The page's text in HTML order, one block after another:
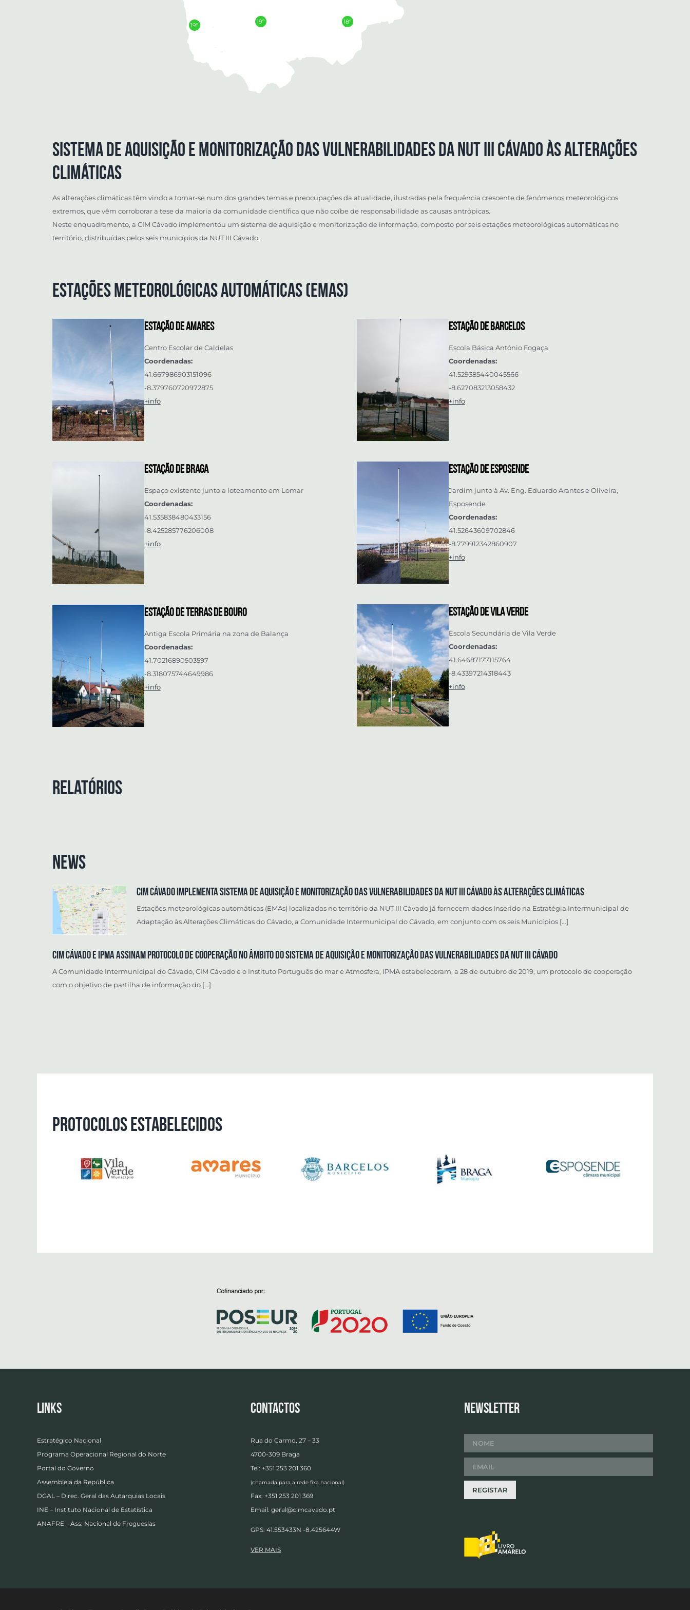
19º 18º
19º
Sistema de aquisição e monitorização das vulnerabilidades da NUT III Cávado às alterações
climáticas
As alterações climáticas têm vindo a tornar-se num dos grandes temas e preocupações da atualidade, ilustradas pela frequência crescente de fenómenos meteorológicos
extremos, que vêm corroborar a tese da maioria da comunidade científica que não coíbe de responsabilidade as causas antrópicas.
Neste enquadramento, a CIM Cávado implementou um sistema de aquisição e monitorização de informação, composto por seis estações meteorológicas automáticas no
território, distribuídas pelos seis municípios da NUT III Cávado.
Estações Meteorológicas automáticas (EMAs)
Estação de Amares
Centro Escolar de Caldelas
Coordenadas:
41.667986903151096
-8.379760720972875
+info
Estação de Braga
Espaço existente junto a loteamento em Lomar
Coordenadas:
41.535838480433156
-8.425285776206008
+info
Estação de Terras de Bouro
Antiga Escola Primária na zona de Balança
Coordenadas:
41.70216890503597
-8.318075744649986
+info
Estação de Barcelos
Escola Básica António Fogaça
Coordenadas:
41.529385440045566
-8.627083213058432
+info
Estação de Esposende
Jardim junto à Av. Eng. Eduardo Arantes e Oliveira,
Esposende
Coordenadas:
41.52643609702846
-8.779912342860907
+info
Estação de Vila Verde
Escola Secundária de Vila Verde
Coordenadas:
41.64687177115764
-8.43397214318443
+info
Relatórios
News
CIM CÁVADO IMPLEMENTA SISTEMA DE AQUISIÇÃO E MONITORIZAÇÃO DAS VULNERABILIDADES DA NUT III CÁVADO ÀS ALTERAÇÕES CLIMÁTICAS
Estações meteorológicas automáticas (EMAs) localizadas no território da NUT III Cávado já fornecem dados Inserido na Estratégia Intermunicipal de
Adaptação às Alterações Climáticas do Cávado, a Comunidade Intermunicipal do Cávado, em conjunto com os seis Municípios [...]
CIM Cávado e IPMA assinam protocolo de Cooperação no âmbito do Sistema de Aquisição e Monitorização das Vulnerabilidades da NUT III Cávado
A Comunidade Intermunicipal do Cávado, CIM Cávado e o Instituto Português do mar e Atmosfera, IPMA estabeleceram, a 28 de outubro de 2019, um protocolo de cooperação
com o objetivo de partilha de informação do [...]
Protocolos estabelecidos
Links
Estratégico Nacional
Programa Operacional Regional do Norte
Portal do Governo
Assembleia da República
DGAL – Direc. Geral das Autarquias Locais
INE – Instituto Nacional de Estatística
ANAFRE – Ass. Nacional de Freguesias
Contactos
Rua do Carmo, 27 – 33
4700-309 Braga
Tel: +351 253 201 360
(chamada para a rede fixa nacional)
Fax: +351 253 201 369
Email: geral@cimcavado.pt
GPS: 41.553433N -8.425644W
VER MAIS
Newsletter